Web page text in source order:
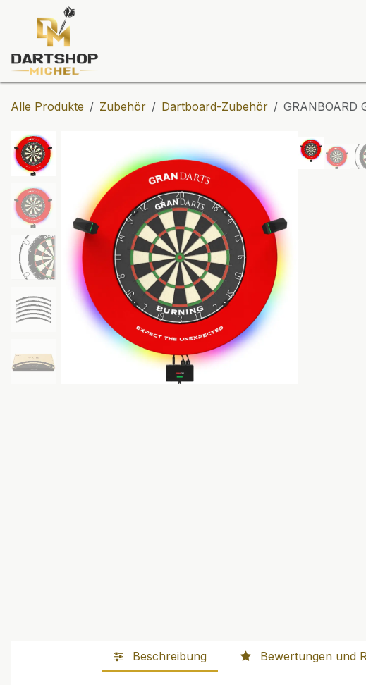
Zum Inhalt springen
Alle Produkte Zubehör Dartboard-Zubehör GRANBOARD
Beschreibung Bewertungen und